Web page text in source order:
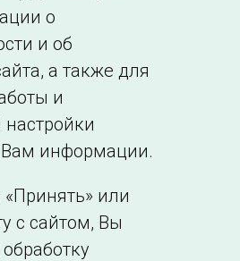
Филиалы и
представительства
Сведения об
образовательной
организации
о
и об
а также для
и
Вам информации.
или
с сайтом, Вы